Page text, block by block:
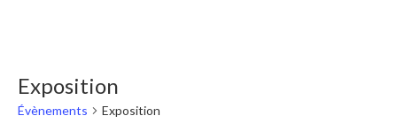
Exposition
Évènements Exposition